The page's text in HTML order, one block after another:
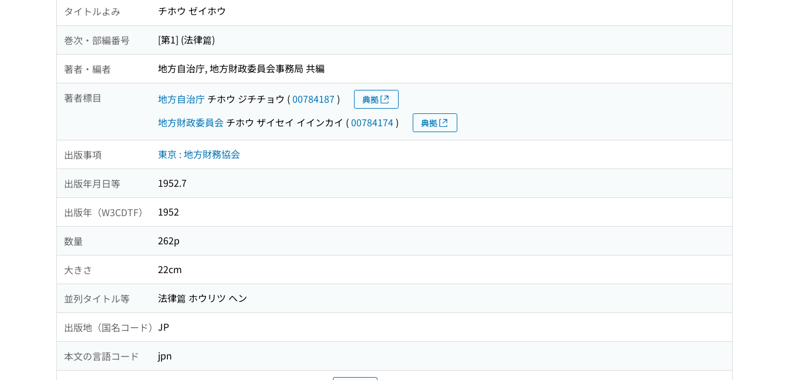
タイトルよみ チホウ ゼイホウ
巻次・部編番号 [第1] (法律篇)
著者・編者 地方自治庁, 地方財政委員会事務局 共編
著者標目 地方自治庁 チホウ ジチチョウ (00784187 ) 典拠
地方財政委員会 チホウ ザイセイ イインカイ (00784174) 典拠
出版事項 東京 : 地方財務協会
出版年月日等 1952.7
出版年（W3CDTF） 1952
数量 262p
大きさ 22cm
並列タイトル等 法律篇 ホウリツ ヘン
出版地（国名コード） JP
本文の言語コード jpn